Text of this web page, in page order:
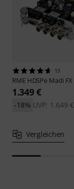
15
RME HDSPe Madi FX
1.349 €
UVP: 1.649 €
-18%
Vergleichen